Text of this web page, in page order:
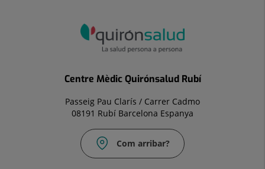
Centre Mèdic Quirónsalud Rubí
Passeig Pau Clarís / Carrer Cadmo
08191 Rubí Barcelona Espanya
Com arribar?